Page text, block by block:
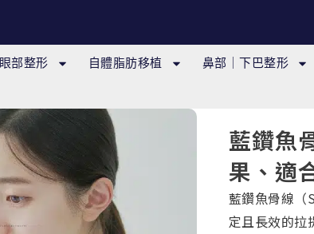
眼部整形 自體脂肪移植 鼻部｜下巴整形
藍鑽魚
果、適
藍鑽魚骨線（
定且長效的拉